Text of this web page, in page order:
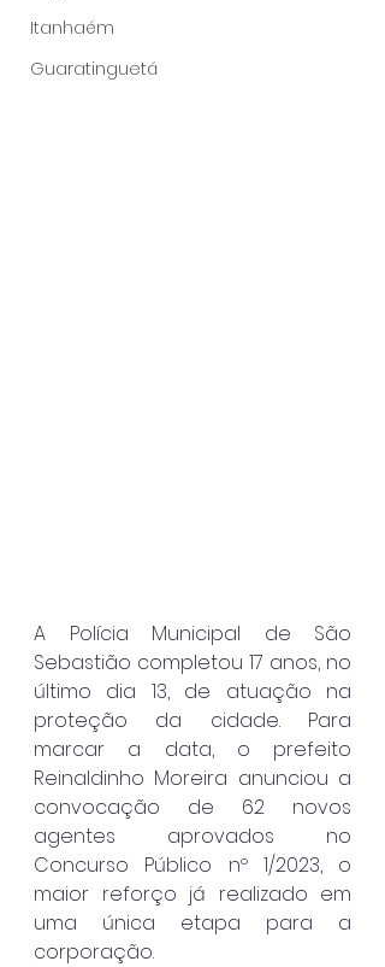
Itanhaém
Guaratinguetá
A Polícia Municipal de São
Sebastião completou 17 anos, no
último dia 13, de atuação na
proteção da cidade. Para
marcar a data, o prefeito
Reinaldinho Moreira anunciou a
convocação de 62 novos
agentes aprovados no
Concurso Público nº 1/2023, o
maior reforço já realizado em
uma única etapa para a
corporação.